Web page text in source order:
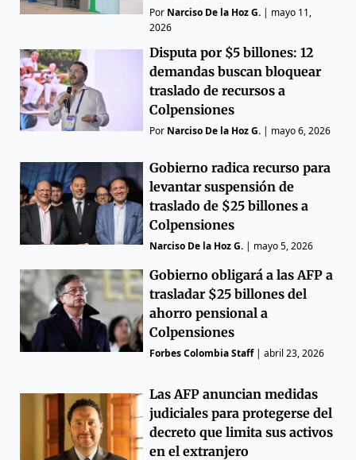
Por Narciso De la Hoz G. | mayo 11,
2026
Disputa por $5 billones: 12
demandas buscan bloquear
traslado de recursos a
Colpensiones
Por Narciso De la Hoz G. | mayo 6, 2026
Gobierno radica recurso para
levantar suspensión de
traslado de $25 billones a
Colpensiones
Narciso De la Hoz G. | mayo 5, 2026
Gobierno obligará a las AFP a
trasladar $25 billones del
ahorro pensional a
Colpensiones
Forbes Colombia Staff|abril 23, 2026
Las AFP anuncian medidas
judiciales para protegerse del
decreto que limita sus activos
en el extranjero